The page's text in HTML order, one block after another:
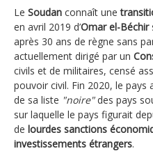
Le Soudan connaît une
en avril 2019 d’Omar el-Béchir
après 30 ans de règne sans
actuellement dirigé par un
civils et de militaires, censé
pouvoir civil. Fin 2020, le
de sa liste "noire"des pays
sur laquelle le pays figurait
de lourdes sanctions
investissements étrangers.